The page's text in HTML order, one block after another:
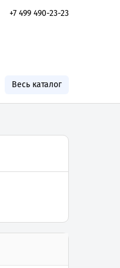
+7 499 490-23-23
Весь каталог